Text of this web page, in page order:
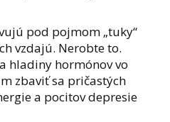
pod pojmom „tuky“
vzdajú. Nerobte to.
hladiny hormónov vo
zbaviť sa pričastých
a pocitov depresie